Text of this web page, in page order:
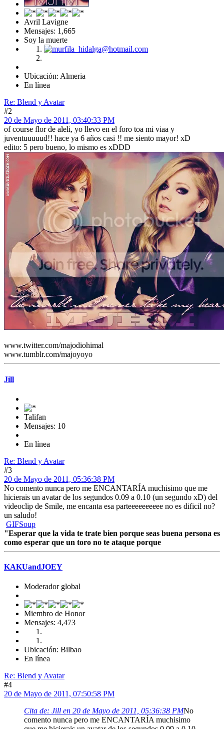
Avril Lavigne
Mensajes: 1,665
Soy la muerte
Ubicación: Almeria
En línea
Re: Blend y Avatar
#2
20 de Mayo de 2011, 03:40:33 PM
of course flor de aleli, yo llevo en el foro toa mi viaa y
juventuuuuud!! hace ya 6 años casi !! me siento mayor! xD
edito: 5 pero bueno, lo mismo es xDDD
www.twitter.com/majodiohimal
www.tumblr.com/majoyoyo
Jill
Talifan
Mensajes: 10
En línea
Re: Blend y Avatar
#3
20 de Mayo de 2011, 05:36:38 PM
No comento nunca pero me ENCANTARÍA muchisimo que me
hicierais un avatar de los segundos 0.09 a 0.10 (un segundo xD) del
videoclip de Smile, me encanta esa parteeeeeeeeee no es dificil no?
un saludo!
GIFSoup
"Esperar que la vida te trate bien porque seas buena persona es
como esperar que un toro no te ataque porque
KAKUandJOEY
Moderador global
Miembro de Honor
Mensajes: 4,473
Ubicación: Bilbao
En línea
Re: Blend y Avatar
#4
20 de Mayo de 2011, 07:50:58 PM
Cita de: Jill en 20 de Mayo de 2011, 05:36:38 PMNo
comento nunca pero me ENCANTARÍA muchisimo